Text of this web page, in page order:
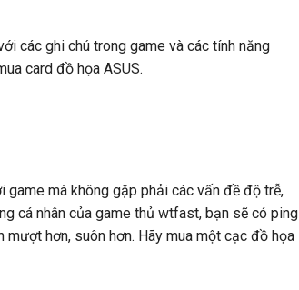
các ghi chú trong game và các tính năng
card đồ họa ASUS.
mà không gặp phải các vấn đề độ trễ,
cá nhân của game thủ wtfast, bạn sẽ có ping
hơn, suôn hơn. Hãy mua một cạc đồ họa